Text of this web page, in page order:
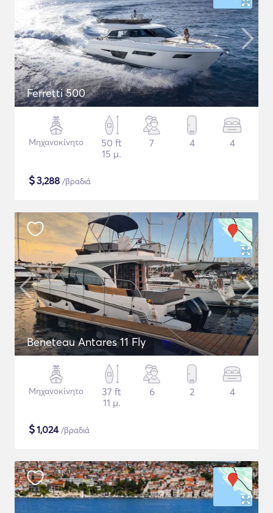
Ferretti 500
Μηχανοκίνητο
50 ft
15 μ.
7 4 4
$3,288 /βραδιά
Beneteau Antares 11 Fly
Μηχανοκίνητο
37 ft
11 μ.
6 2 4
$1,024/βραδιά